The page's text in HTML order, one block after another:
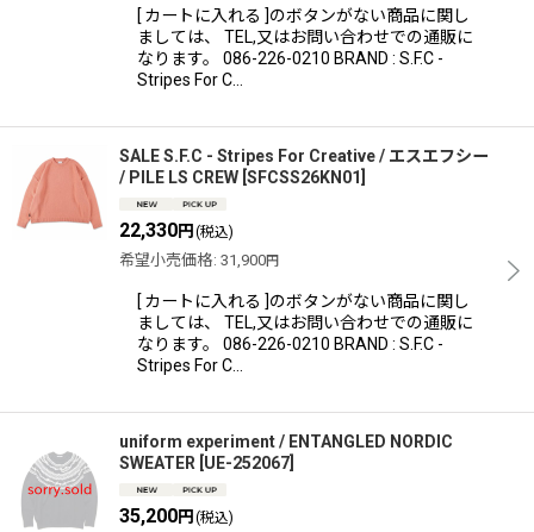
絞り込む
[ カートに入れる ]のボタンがない商品に関し
ましては、 TEL,又はお問い合わせでの通販に
なります。 086-226-0210 BRAND : S.F.C -
Stripes For C…
SALE S.F.C - Stripes For Creative / エスエフシー
/ PILE LS CREW SFCSS26KN01
22,330円 (税込)
希望小売価格: 31,900円
[ カートに入れる ]のボタンがない商品に関し
ましては、 TEL,又はお問い合わせでの通販に
なります。 086-226-0210 BRAND : S.F.C -
Stripes For C…
uniform experiment / ENTANGLED NORDIC
SWEATER UE-252067
35,200円 (税込)